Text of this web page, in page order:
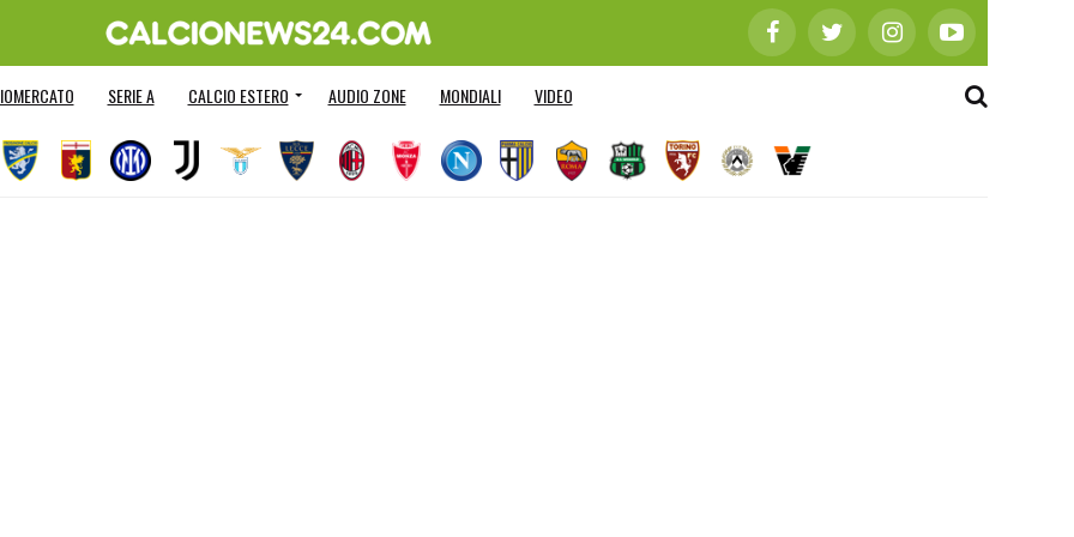
SERIE A CALCIO ESTERO AUDIO ZONE MONDIALI VIDEO